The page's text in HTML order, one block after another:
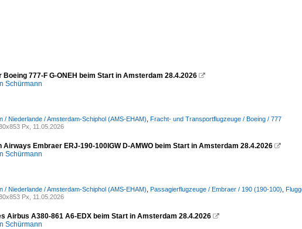
Boeing 777-F G-ONEH beim Start in Amsterdam 28.4.2026 
Schürmann
/ Niederlande / Amsterdam-Schiphol (AMS-EHAM) Fracht- und Transportflugzeuge / Boeing / 777
Px, 11.05.2026
Airways Embraer ERJ-190-100IGW D-AMWO beim Start in Amsterdam 28.4.2026 
Schürmann
/ Niederlande / Amsterdam-Schiphol (AMS-EHAM) Passagierflugzeuge / Embraer / 190 (190-100)
Px, 11.05.2026
Airbus A380-861 A6-EDX beim Start in Amsterdam 28.4.2026 
Schürmann